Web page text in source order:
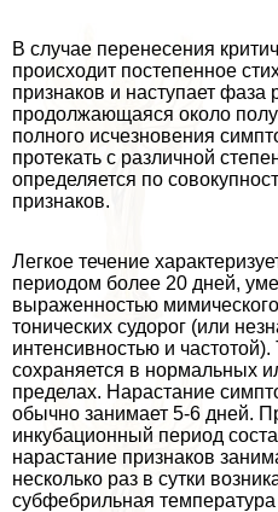
В случае перенесения
происходит постепенное
признаков и наступает фаза
продолжающаяся около
полного исчезновения
протекать с различной
определяется по
признаков.
Легкое течение
периодом более 20 дней,
выраженностью
тонических судорог (или
интенсивностью и
сохраняется в нормальных
пределах. Нарастание
обычно занимает 5-6 дней.
инкубационный период
нарастание признаков
несколько раз в сутки
субфебрильная